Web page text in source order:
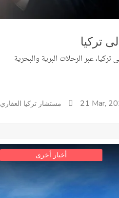
تركيا
عبر الرحلات البرية والبحرية
مستشار تركيا العقاري 21 Mar,
أخبار أخرى